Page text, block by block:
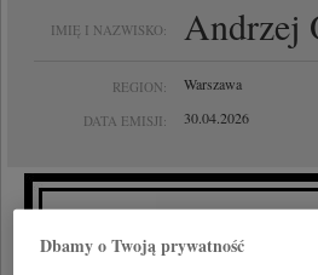
IMIĘ I NAZWISKO: Andrzej
REGION: Warszawa
DATA EMISJI: 30.04.2026
Dbamy o Twoją prywatność